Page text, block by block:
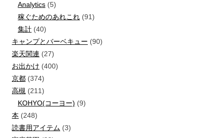
Analytics (5)
稼ぐためのあれこれ (91)
集計 (40)
キャンプとバーベキュー (90)
楽天関連 (27)
お出かけ (400)
京都 (374)
高槻 (211)
KOHYO(コーヨー) (9)
本 (248)
読書用アイテム (3)